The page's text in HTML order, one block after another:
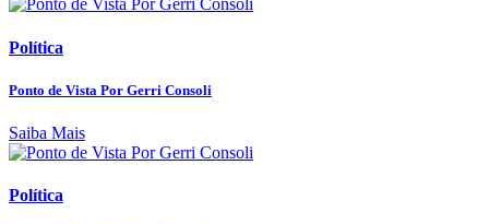
Política
Ponto de Vista Por Gerri Consoli
Saiba Mais
Política